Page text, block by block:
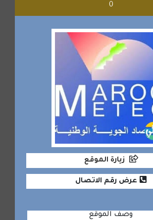
0
زيارة الموقع
عرض رقم الاتصال
وصف الموقع